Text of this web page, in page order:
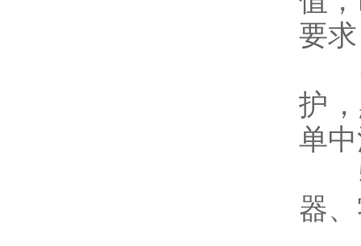
要
4
护
单
5
器